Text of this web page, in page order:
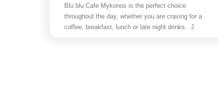
Blu blu Cafe Mykonos is the perfect choice
throughout the day, whether you are craving for a
coffee, breakfast, lunch or late night drinks. J